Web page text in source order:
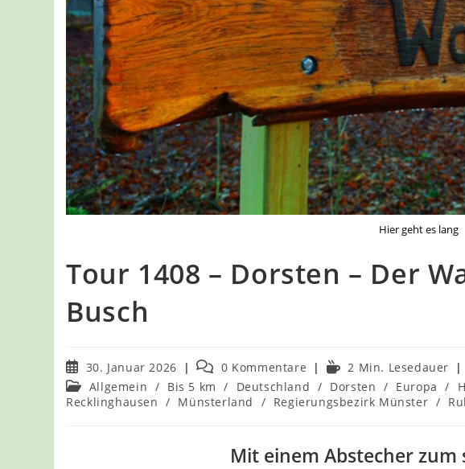
Hier geht es lang
Tour 1408 – Dorsten – Der
Busch
Beitrag
veröffentlicht:
30. Januar 2026
Beitrags-
Kommentare:
0 Kommentare Lesedauer:
2 Min. Lesedauer
Beitrags-
Kategorie:
Allgemein / Bis 5 km / Deutschland / Dorsten / Europa /
Recklinghausen / Münsterland / Regierungsbezirk Münster /
Mit einem Abstecher zum